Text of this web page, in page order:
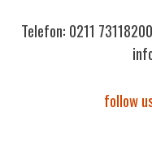
Telefon: 0211
follow